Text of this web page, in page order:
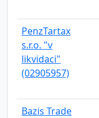
PenzTartax
s.r.o. "v
likvidaci"
(02905957)
Bazis Trade